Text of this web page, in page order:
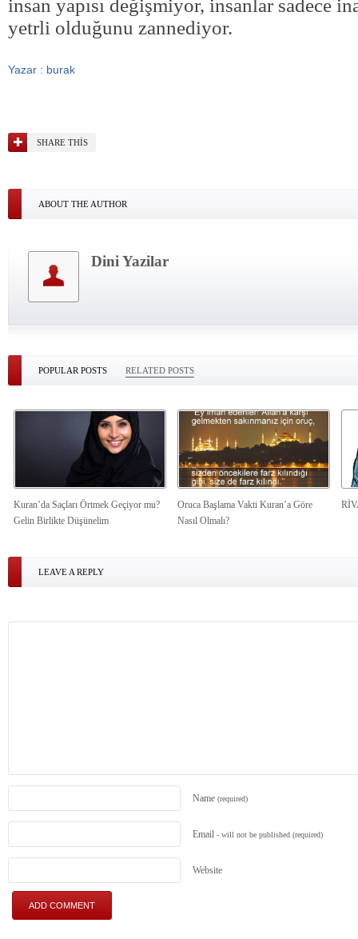
insan yapısı değişmiyor, insanlar sadece
yetrli olduğunu zannediyor.
Yazar : burak
SHARE THIS
ABOUT THE AUTHOR
Dini Yazilar
POPULAR POSTS RELATED POSTS
Kuran’da Saçları Örtmek Geçiyor mu?
Gelin Birlikte Düşünelim
Oruca Başlama Vakti Kuran’a Göre
Nasıl Olmalı?
LEAVE A REPLY
Name (required)
Email - will not be published (required)
Website